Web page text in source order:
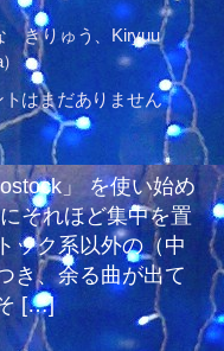
きりゅう、Kiryuu
）
トはまだありません
」 を使い始め
それほど集中を置
ック系以外の（中
き、余る曲が出て
[…]